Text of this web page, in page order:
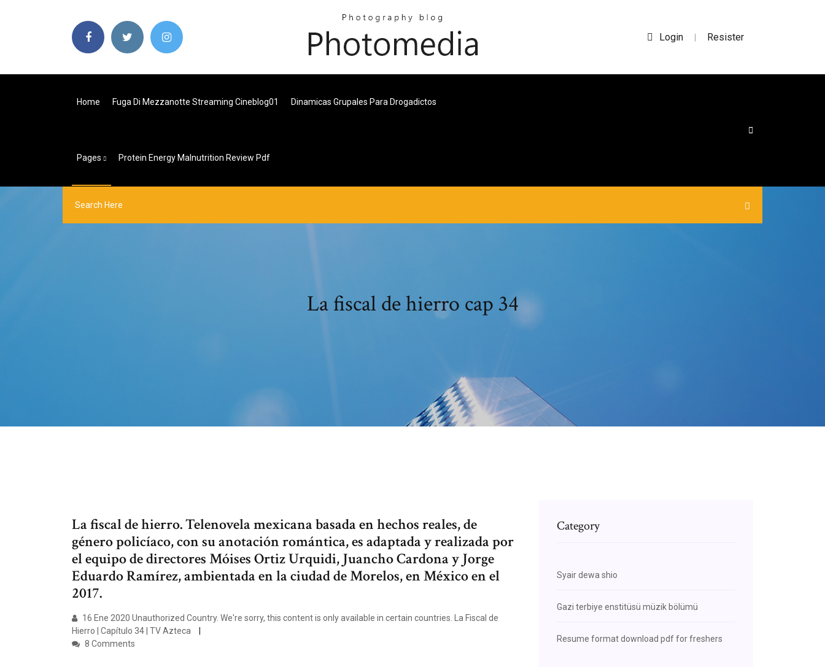
Login | Resister
Home Fuga Di Mezzanotte Streaming Cineblog01 Dinamicas Grupales Para Drogadictos
Pages Protein Energy Malnutrition Review Pdf
La fiscal de hierro cap 34
La fiscal de hierro. Telenovela mexicana basada en hechos reales, de
género policíaco, con su anotación romántica, es adaptada y realizada por
el equipo de directores Móises Ortiz Urquidi, Juancho Cardona y Jorge
Eduardo Ramírez, ambientada en la ciudad de Morelos, en México en el
2017.
16 Ene 2020 Unauthorized Country. We're sorry, this content is only available in certain countries. La Fiscal de
Hierro | Capítulo 34 | TV Azteca
8 Comments
Category
Syair dewa shio
Gazi terbiye enstitüsü müzik bölümü
Resume format download pdf for freshers